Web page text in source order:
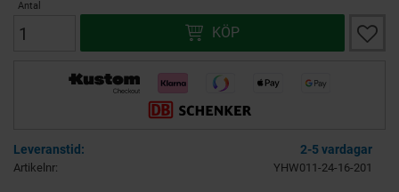
Antal
KÖP Lägg
2-5 vardagar
Artikelnr YHW011-24-16-201